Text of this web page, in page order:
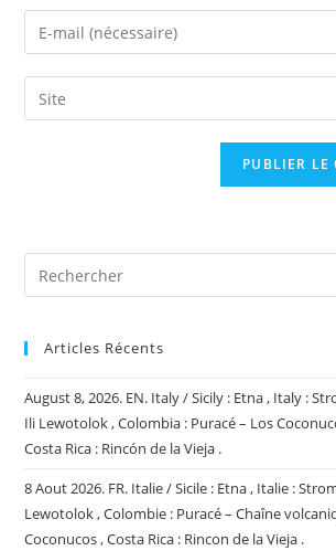
name
comment
Enter
your
email
address
Saisir
l’URL
Articles Récents
August 8, 2026. EN. Italy / Sicily : Etna , Italy :
Ili Lewotolok , Colombia : Puracé – Los
Costa Rica : Rincón de la Vieja .
8 Aout 2026. FR. Italie / Sicile : Etna , Italie :
Lewotolok , Colombie : Puracé – Chaîne
Coconucos , Costa Rica : Rincon de la Vieja .